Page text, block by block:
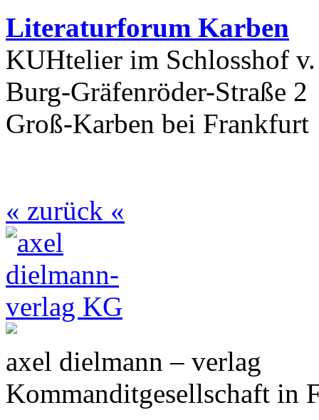
Literaturforum Karben
KUHtelier im Schlosshof
Burg-Gräfenröder-Straße 2
Groß-Karben bei Frankfurt
« zurück «
axel dielmann – verlag
Kommanditgesellschaft in